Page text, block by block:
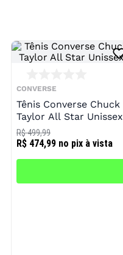
CONVERSE
Tênis Converse Chuck
Taylor All Star Unissex
R$ 474,99 no pix à vista
R$ 499,99